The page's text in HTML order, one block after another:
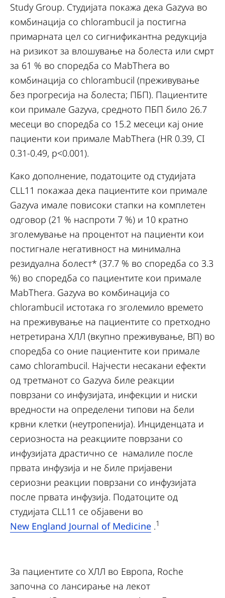
Study Group. Студијата покажа дека Gazyva во
комбинација со chlorambucil ја постигна
примарната цел со сигнификантна редукција
на ризикот за влошување на болеста или смрт
за 61 % во споредба со MabThera во
комбинација со chlorambucil (преживување
без прогресија на болеста; ПБП). Пациентите
кои примале Gazyva, средното ПБП било 26.7
месеци во споредба со 15.2 месеци кај оние
пациенти кои примале MabThera (HR 0.39, CI
0.31-0.49, p<0.001).
Како дополнение, податоците од студијата
CLL11 покажаа дека пациентите кои примале
Gazyva имале повисоки стапки на комплетен
одговор (21 % наспроти 7 %) и 10 кратно
зголемување на процентот на пациенти кои
постигнале негативност на минимална
резидуална болест* (37.7 % во споредба со 3.3
%) во споредба со пациентите кои примале
MabThera. Gazyva во комбинација со
chlorambucil истотака го зголемило времето
на преживување на пациентите со претходно
нетретирана ХЛЛ (вкупно преживување, ВП) во
споредба со оние пациентите кои примале
само chlorambucil. Најчести несакани ефекти
од третманот со Gazyva биле реакции
поврзани со инфузијата, инфекции и ниски
вредности на определени типови на бели
крвни клетки (неутропенија). Инциденцата и
сериозноста на реакциите поврзани со
инфузијата драстично се намалиле после
првата инфузија и не биле пријавени
сериозни реакции поврзани со инфузијата
после првата инфузија. Податоците од
студијата CLL11 се објавени во
New England Journal of Medicine .1
За пациентите со ХЛЛ во Европа, Roche
започна со лансирање на лекот